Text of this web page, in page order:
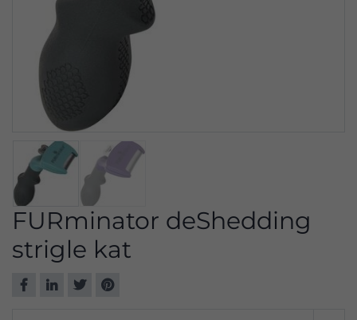
FURminator deShedding
strigle kat